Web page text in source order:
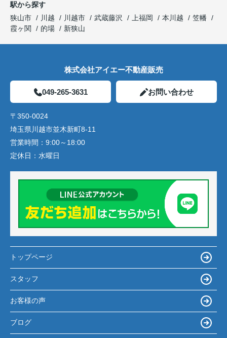
駅から探す
狭山市
川越 川越市 武蔵藤沢 上福岡 本川越
笠幡
霞ヶ関
的場 新狭山
株式会社アイエー不動産販売
049-265-3631 お問い合わせ
〒350-0024
埼玉県川越市並木新町8-11
営業時間： 9:00～18:00
定休日： 水曜日
トップページ
スタッフ
お客様の声
ブログ